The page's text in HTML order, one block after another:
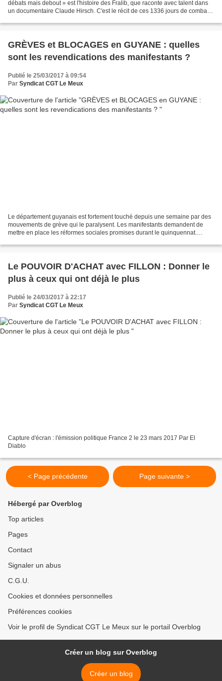
débats mais debout » est l'histoire des Fralib, que raconte avec talent dans
un documentaire Claude Hirsch. C'est le récit de ces 1336 jours de combat
GRÈVES et BLOCAGES en GUYANE : quelles
sont les revendications des manifestants ?
Publié le 25/03/2017 à 09:54
Par Syndicat CGT Le Meux
Le département guyanais est fortement touché depuis une semaine par des
mouvements de grève qui le paralysent. Les manifestants demandent de
mettre en place les réformes sociales promises durant le quinquennat.
Le POUVOIR D'ACHAT avec FILLON : Donner le
plus à ceux qui ont déjà le plus
Publié le 24/03/2017 à 22:17
Par Syndicat CGT Le Meux
Capture d'écran : l'émission politique France 2 le 23 mars 2017 Par El
Diablo
< Page précédente Page suivante >
Hébergé par Overblog
Top articles
Pages
Contact
Signaler un abus
C.G.U.
Cookies et données personnelles
Préférences cookies
Voir le profil de Syndicat CGT Le Meux sur le portail Overblog
Créer un blog sur Overblog
Créer un blog